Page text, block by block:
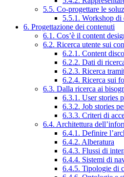
5.5. Co-progettare le
5.5.1. Workshop di
6. Progettazione dei contenuti
6.1. Cos’è il content
6.2. Ricerca utente sui
6.2.1. Content
6.2.2. Dati di
6.2.3. Ricerca
6.2.4. Ricerca sui
6.3. Dalla ricerca ai
6.3.1. User stories
6.3.2. Job stories
6.3.3. Criteri di
6.4. Architettura
6.4.1. Definire
6.4.2. Alberatura
6.4.3. Flussi di
6.4.4. Sistemi di
6.4.5. Tipologie di